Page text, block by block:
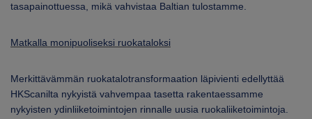
tasapainottuessa, mikä vahvistaa Baltian tulostamme.
Matkalla monipuoliseksi ruokataloksi
Merkittävämmän ruokatalotransformaation läpivienti edellyttää
HKScanilta nykyistä vahvempaa tasetta rakentaessamme
nykyisten ydinliiketoimintojen rinnalle uusia ruokaliiketoimintoja.